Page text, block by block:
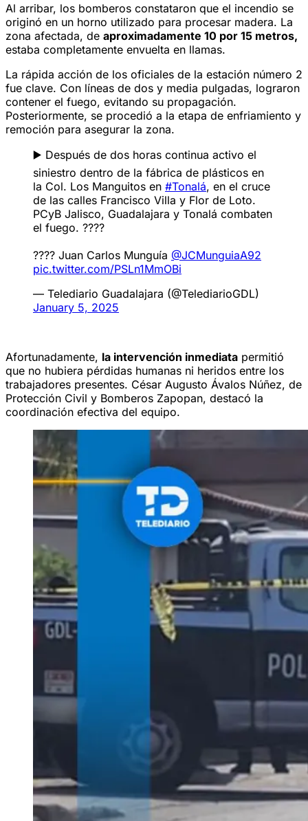
Al arribar, los bomberos constataron que el incendio se
originó en un horno utilizado para procesar madera. La
zona afectada, de aproximadamente 10 por 15 metros,
estaba completamente envuelta en llamas.
La rápida acción de los oficiales de la estación número 2
fue clave. Con líneas de dos y media pulgadas, lograron
contener el fuego, evitando su propagación.
Posteriormente, se procedió a la etapa de enfriamiento y
remoción para asegurar la zona.
▶️ Después de dos horas continua activo el
siniestro dentro de la fábrica de plásticos en
la Col. Los Manguitos en #Tonalá, en el cruce
de las calles Francisco Villa y Flor de Loto.
PCyB Jalisco, Guadalajara y Tonalá combaten
el fuego. ????
???? Juan Carlos Munguía @JCMunguiaA92
pic.twitter.com/PSLn1MmOBi
— Telediario Guadalajara (@TelediarioGDL)
January 5, 2025
Afortunadamente, la intervención inmediata permitió
que no hubiera pérdidas humanas ni heridos entre los
trabajadores presentes. César Augusto Ávalos Núñez, de
Protección Civil y Bomberos Zapopan, destacó la
coordinación efectiva del equipo.